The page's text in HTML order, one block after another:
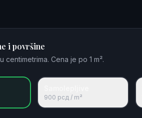
i površine
centimetrima. Cena je po 1 m².
900 рсд / m²